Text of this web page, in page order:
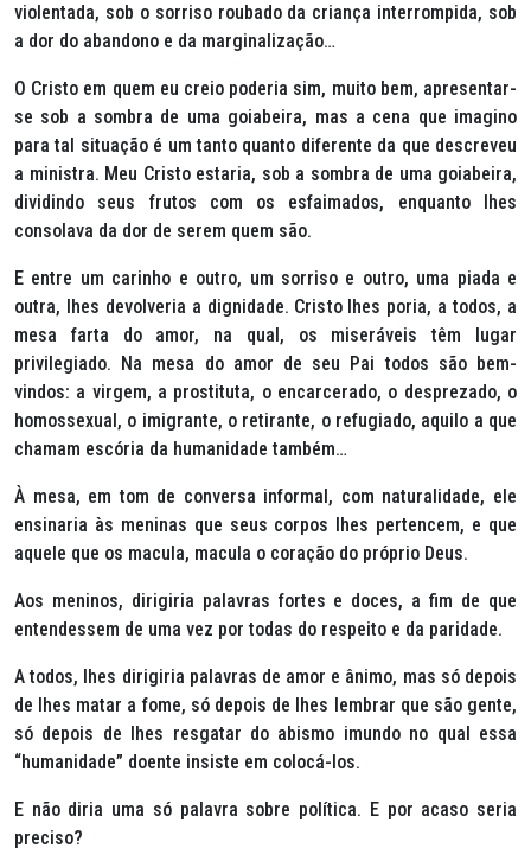
violentada, sob o sorriso roubado da criança interrompida, sob
a dor do abandono e da marginalização…
O Cristo em quem eu creio poderia sim, muito bem, apresentar-
se sob a sombra de uma goiabeira, mas a cena que imagino
para tal situação é um tanto quanto diferente da que descreveu
a ministra. Meu Cristo estaria, sob a sombra de uma goiabeira,
dividindo seus frutos com os esfaimados, enquanto lhes
consolava da dor de serem quem são.
E entre um carinho e outro, um sorriso e outro, uma piada e
outra, lhes devolveria a dignidade. Cristo lhes poria, a todos, a
mesa farta do amor, na qual, os miseráveis têm lugar
privilegiado. Na mesa do amor de seu Pai todos são bem-
vindos: a virgem, a prostituta, o encarcerado, o desprezado, o
homossexual, o imigrante, o retirante, o refugiado, aquilo a que
chamam escória da humanidade também…
À mesa, em tom de conversa informal, com naturalidade, ele
ensinaria às meninas que seus corpos lhes pertencem, e que
aquele que os macula, macula o coração do próprio Deus.
Aos meninos, dirigiria palavras fortes e doces, a fim de que
entendessem de uma vez por todas do respeito e da paridade.
A todos, lhes dirigiria palavras de amor e ânimo, mas só depois
de lhes matar a fome, só depois de lhes lembrar que são gente,
só depois de lhes resgatar do abismo imundo no qual essa
“humanidade” doente insiste em colocá-los.
E não diria uma só palavra sobre política. E por acaso seria
preciso?